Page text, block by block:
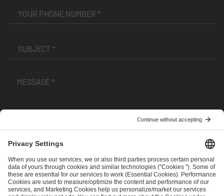
andPrivacy Policy